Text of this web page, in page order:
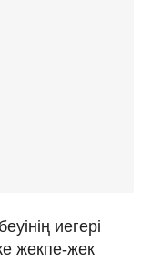
иегері
жекпе-жек